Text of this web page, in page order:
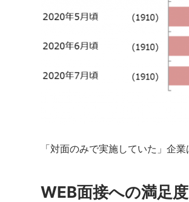
「対面のみで実施していた」企
WEB面接への満足